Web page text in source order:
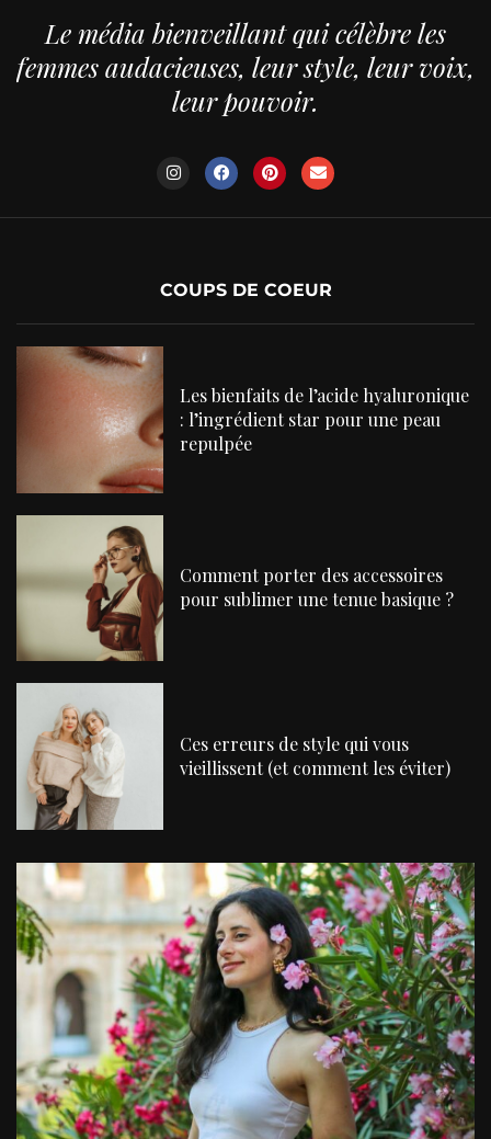
Le média bienveillant qui célèbre les
femmes audacieuses, leur style, leur voix,
leur pouvoir.
COUPS DE COEUR
Les bienfaits de l’acide hyaluronique
: l’ingrédient star pour une peau
repulpée
Comment porter des accessoires
pour sublimer une tenue basique ?
Ces erreurs de style qui vous
vieillissent (et comment les éviter)